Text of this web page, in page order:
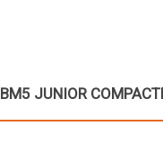
BM5 JUNIOR